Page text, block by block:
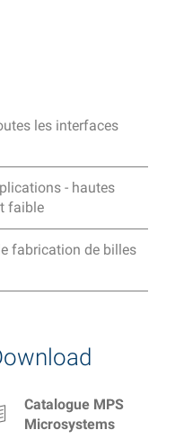
les interfaces
- hautes
faible
fabrication de billes
Catalogue MPS
Microsystems